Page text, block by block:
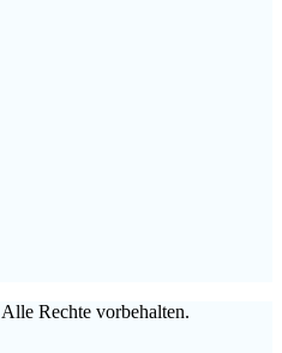
Alle Rechte vorbehalten.